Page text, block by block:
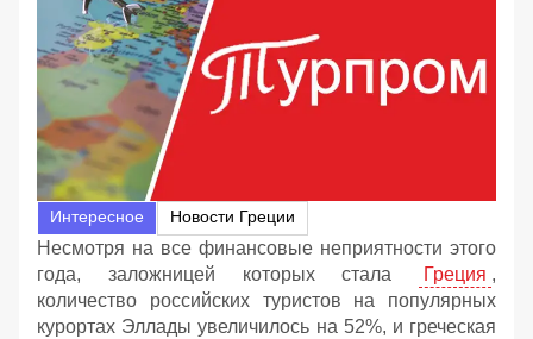
Интересное Новости Греции
Несмотря на все финансовые неприятности этого
года, заложницей которых стала
Греция ,
количество российских туристов на популярных
курортах Эллады увеличилось на 52%, и греческая